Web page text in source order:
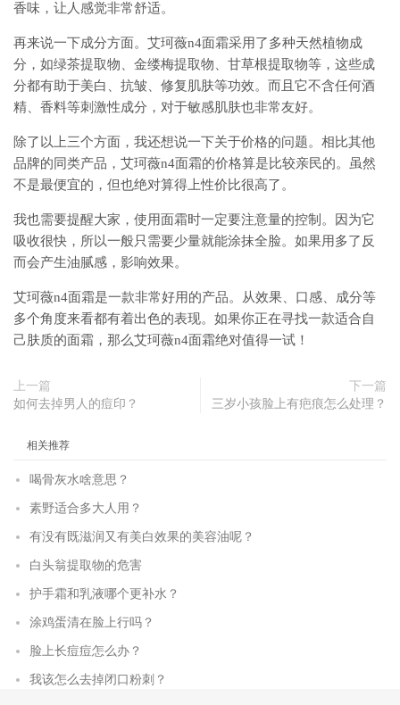
香味，让人感觉非常舒适。
再来说一下成分方面。艾珂薇n4面霜采用了多种天然植物成
分，如绿茶提取物、金缕梅提取物、甘草根提取物等，这些成
分都有助于美白、抗皱、修复肌肤等功效。而且它不含任何酒
精、香料等刺激性成分，对于敏感肌肤也非常友好。
除了以上三个方面，我还想说一下关于价格的问题。相比其他
品牌的同类产品，艾珂薇n4面霜的价格算是比较亲民的。虽然
不是最便宜的，但也绝对算得上性价比很高了。
我也需要提醒大家，使用面霜时一定要注意量的控制。因为它
吸收很快，所以一般只需要少量就能涂抹全脸。如果用多了反
而会产生油腻感，影响效果。
艾珂薇n4面霜是一款非常好用的产品。从效果、口感、成分等
多个角度来看都有着出色的表现。如果你正在寻找一款适合自
己肤质的面霜，那么艾珂薇n4面霜绝对值得一试！
上一篇
如何去掉男人的痘印？
下一篇
三岁小孩脸上有疤痕怎么处理？
相关推荐
喝骨灰水啥意思？
素野适合多大人用？
有没有既滋润又有美白效果的美容油呢？
白头翁提取物的危害
护手霜和乳液哪个更补水？
涂鸡蛋清在脸上行吗？
脸上长痘痘怎么办？
我该怎么去掉闭口粉刺？